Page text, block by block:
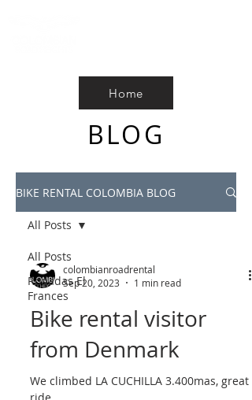
Home
BLOG
BIKE RENTAL COLOMBIA BLOG
All Posts
Rodadas El
Frances
All Posts
colombianroadrental
Sep 20, 2023
1 min read
Bike rental visitor
from Denmark
We climbed LA CUCHILLA 3.400mas, great